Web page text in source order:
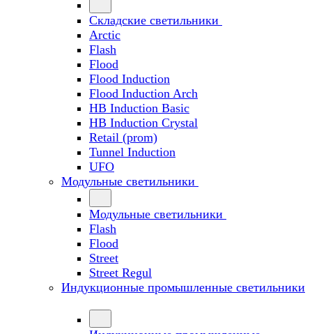
Складские светильники
Arctic
Flash
Flood
Flood Induction
Flood Induction Arch
HB Induction Basic
HB Induction Crystal
Retail (prom)
Tunnel Induction
UFO
Модульные светильники
Модульные светильники
Flash
Flood
Street
Street Regul
Индукционные промышленные светильники